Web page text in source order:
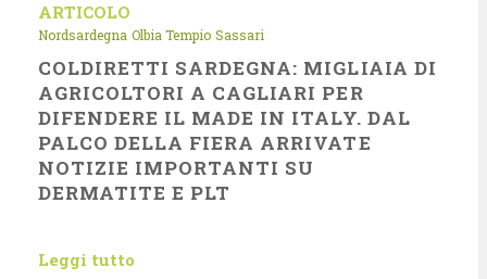
ARTICOLO
Nordsardegna Olbia Tempio Sassari
COLDIRETTI SARDEGNA: MIGLIAIA DI
AGRICOLTORI A CAGLIARI PER
DIFENDERE IL MADE IN ITALY. DAL
PALCO DELLA FIERA ARRIVATE
NOTIZIE IMPORTANTI SU
DERMATITE E PLT
Leggi tutto